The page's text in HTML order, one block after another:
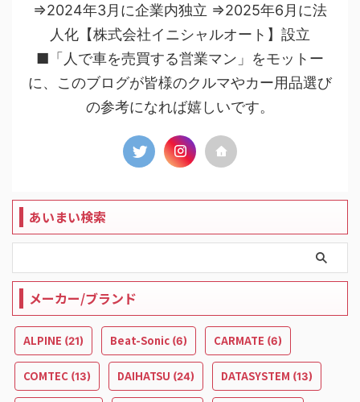
⇒2024年3月に企業内独立 ⇒2025年6月に法
人化【株式会社イニシャルオート】設立
■「人で車を売買する営業マン」をモットー
に、このブログが皆様のクルマやカー用品選び
の参考になれば嬉しいです。
あいまい検索
メーカー/ブランド
ALPINE (21) Beat-Sonic (6) CARMATE (6)
COMTEC (13) DAIHATSU (24) DATASYSTEM (13)